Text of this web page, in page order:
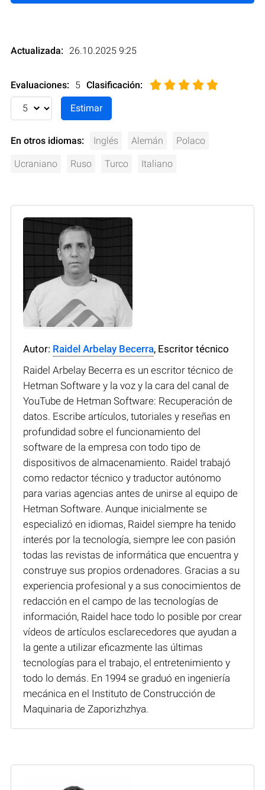
Actualizada: 26.10.2025 9:25
Evaluaciones: 5 Clasificación:
En otros idiomas: Inglés Alemán Polaco
Ucraniano Ruso Turco Italiano
Autor: Raidel Arbelay Becerra, Escritor técnico
Raidel Arbelay Becerra es un escritor técnico de
Hetman Software y la voz y la cara del canal de
YouTube de Hetman Software: Recuperación de
datos. Escribe artículos, tutoriales y reseñas en
profundidad sobre el funcionamiento del
software de la empresa con todo tipo de
dispositivos de almacenamiento. Raidel trabajó
como redactor técnico y traductor autónomo
para varias agencias antes de unirse al equipo de
Hetman Software. Aunque inicialmente se
especializó en idiomas, Raidel siempre ha tenido
interés por la tecnología, siempre lee con pasión
todas las revistas de informática que encuentra y
construye sus propios ordenadores. Gracias a su
experiencia profesional y a sus conocimientos de
redacción en el campo de las tecnologías de
información, Raidel hace todo lo posible por crear
vídeos de artículos esclarecedores que ayudan a
la gente a utilizar eficazmente las últimas
tecnologías para el trabajo, el entretenimiento y
todo lo demás. En 1994 se graduó en ingeniería
mecánica en el Instituto de Construcción de
Maquinaria de Zaporizhzhya.